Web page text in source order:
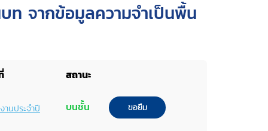
ท จากข้อมูลความจำเป็นพื้น
สถานะ
านประจำปี บนชั้น ขอยืม